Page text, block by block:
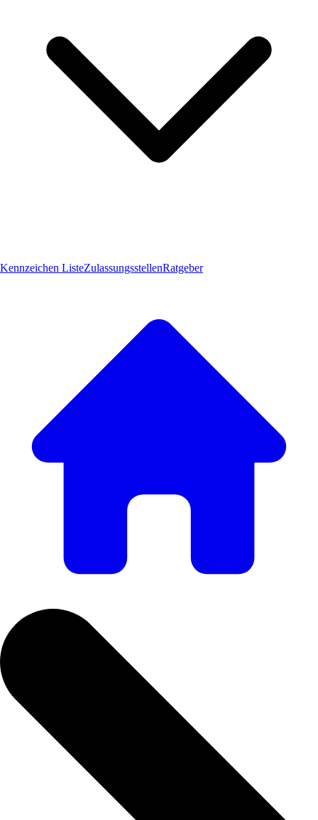
Kennzeichen ListeZulassungsstellenRatgeber